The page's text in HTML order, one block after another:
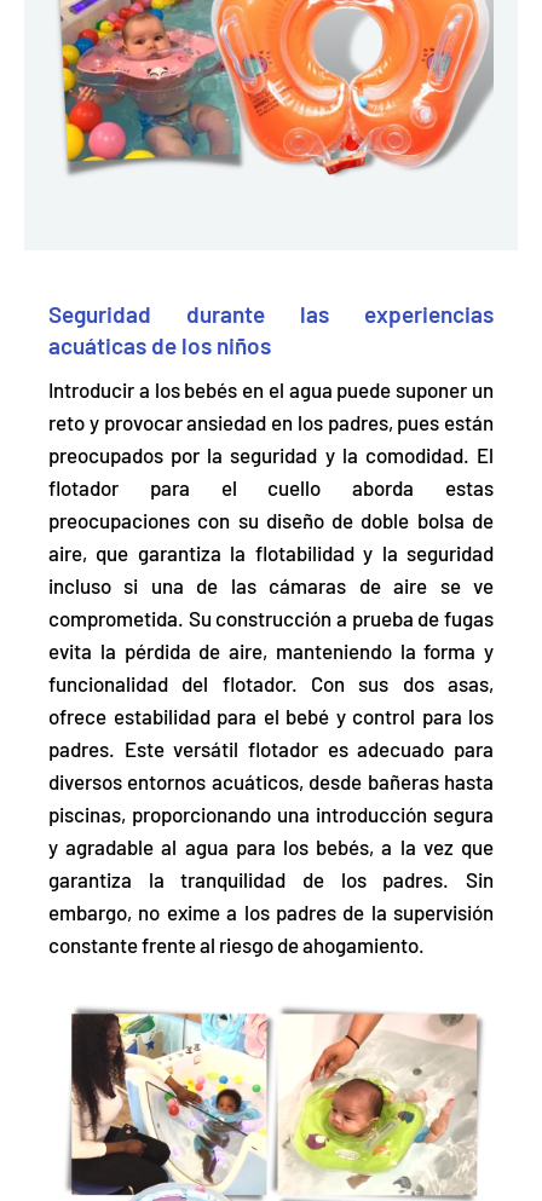
Seguridad durante las experiencias
acuáticas de los niños
Introducir a los bebés en el agua puede suponer un
reto y provocar ansiedad en los padres, pues están
preocupados por la seguridad y la comodidad. El
flotador para el cuello aborda estas
preocupaciones con su diseño de doble bolsa de
aire, que garantiza la flotabilidad y la seguridad
incluso si una de las cámaras de aire se ve
comprometida. Su construcción a prueba de fugas
evita la pérdida de aire, manteniendo la forma y
funcionalidad del flotador. Con sus dos asas,
ofrece estabilidad para el bebé y control para los
padres. Este versátil flotador es adecuado para
diversos entornos acuáticos, desde bañeras hasta
piscinas, proporcionando una introducción segura
y agradable al agua para los bebés, a la vez que
garantiza la tranquilidad de los padres. Sin
embargo, no exime a los padres de la supervisión
constante frente al riesgo de ahogamiento.